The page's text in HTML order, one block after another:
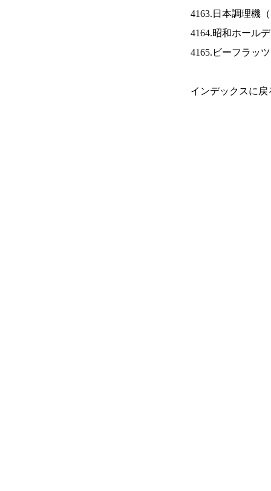
4163.日本調理機（
4164.昭和ホール
4165.ビーフラッ
インデックスに戻